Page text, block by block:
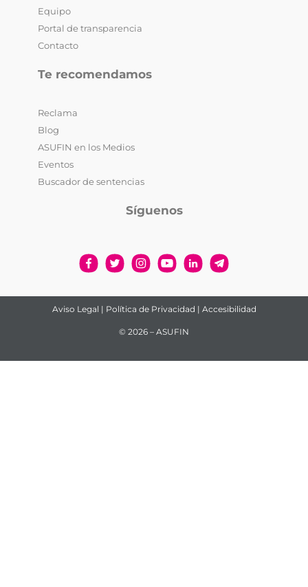
Equipo
Portal de transparencia
Contacto
Te recomendamos
Reclama
Blog
ASUFIN en los Medios
Eventos
Buscador de sentencias
Síguenos
Aviso Legal | Política de Privacidad | Accesibilidad
© 2026 – ASUFIN